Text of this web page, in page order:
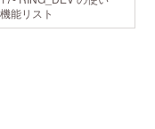
能リスト